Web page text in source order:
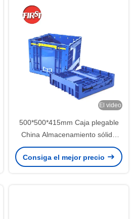
El video
500*500*415mm Caja plegable
China Almacenamiento sólido
Caja plegable Contenedor para
automóviles
Consiga el mejor precio